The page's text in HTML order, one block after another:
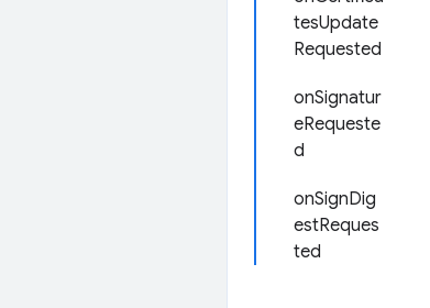
tesUpdate
Requested
onSignatur
eRequeste
d
onSignDig
estReques
ted